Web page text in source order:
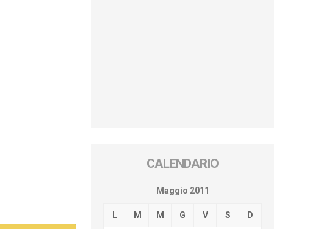
CALENDARIO
Maggio 2011
L M M G V S D